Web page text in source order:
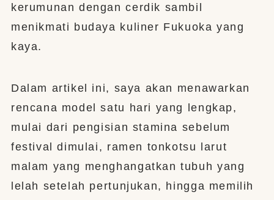
kerumunan dengan cerdik sambil
menikmati budaya kuliner Fukuoka yang
kaya.
Dalam artikel ini, saya akan menawarkan
rencana model satu hari yang lengkap,
mulai dari pengisian stamina sebelum
festival dimulai, ramen tonkotsu larut
malam yang menghangatkan tubuh yang
lelah setelah pertunjukan, hingga memilih